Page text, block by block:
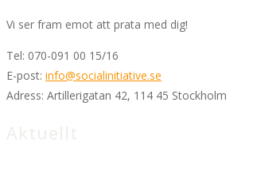
Vi ser fram emot att prata med dig!
Tel: 070-091 00 15/16
E-post: info@socialinitiative.se
Adress: Artillerigatan 42, 114 45 Stockholm